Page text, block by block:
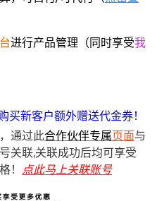
进行产品管理（同时享受我
买新客户额外赠送代金券！
通过此合作伙伴专属页面与
关联,关联成功后均可享受
！
点此马上关联账号